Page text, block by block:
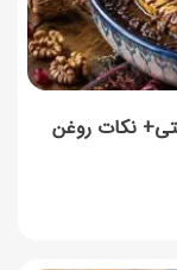
نکات روغن